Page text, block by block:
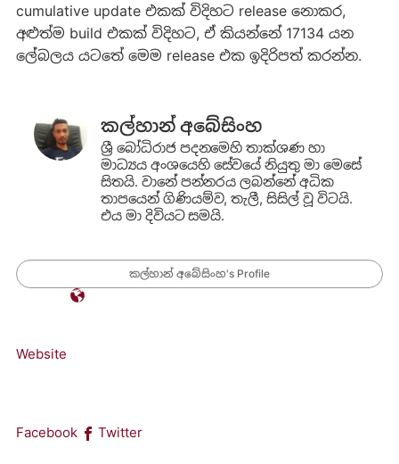
cumulative update එකක් විදිහට release නොකර,
අළුත්ම build එකක් විදිහට, ඒ කියන්නේ 17134 යන
ලේබලය යටතේ මෙම release එක ඉදිරිපත් කරන්න.
කල්හාන් අබේසිංහ
ශ්‍රී බෝධිරාජ පදනමෙහි ත‍ාක්ශණ හා
මාධ්‍යය අංශයෙහි සේවයේ නියුතු මා මෙසේ
සිතයි. වානේ පන්නරය ලබන්නේ අධික
තාපයෙන් ගිණියම්ව, තැලී, සිසිල් වූ විටයි.
එය මා දිවියට සමයි.
කල්හාන් අබේසිංහ's Profile
Website
Facebook Twitter